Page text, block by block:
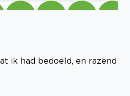
ik had bedoeld, en razend